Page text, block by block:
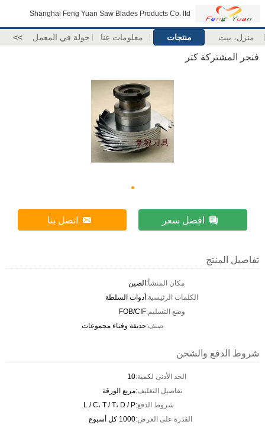
Shanghai Feng Yuan Saw Blades Products Co. ltd
منزل، بيت منتجات معلومات عنا جولة في المعمل >>
فنجر المشتركة كتر
افضل سعر اتصل بنا
تفاصيل المنتج
مكان المنشأ: الصين
الكلمات الرئيسية: أدوات السلطة
وضع التسليم:FOB/CIF
صنف:حديقة وفناء مجموعات
شروط الدفع والشحن
الحد الأدنى لكمية:10
تفاصيل التغليف:مربع الورقة
شروط الدفع:L / C، T / T، D / P
القدرة على العرض:1000 كل أسبوع